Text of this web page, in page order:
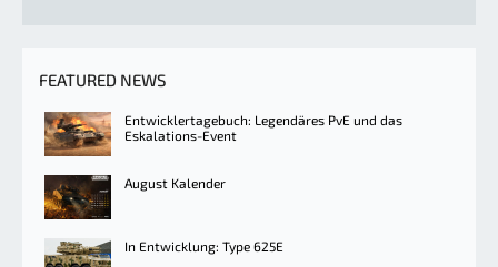
FEATURED NEWS
Entwicklertagebuch: Legendäres PvE und das
Eskalations-Event
August Kalender
In Entwicklung: Type 625E